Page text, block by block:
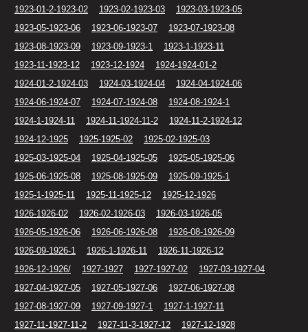
1923-01-2-1923-02
1923-02-1923-03
1923-03-1923-05
1923-05-1923-06
1923-06-1923-07
1923-07-1923-08
1923-08-1923-09
1923-09-1923-1
1923-1-1923-11
1923-11-1923-12
1923-12-1924
1924-1924-01-2
1924-01-2-1924-03
1924-03-1924-04
1924-04-1924-06
1924-06-1924-07
1924-07-1924-08
1924-08-1924-1
1924-1-1924-11
1924-11-1924-11-2
1924-11-2-1924-12
1924-12-1925
1925-1925-02
1925-02-1925-03
1925-03-1925-04
1925-04-1925-05
1925-05-1925-06
1925-06-1925-08
1925-08-1925-09
1925-09-1925-1
1925-1-1925-11
1925-11-1925-12
1925-12-1926
1926-1926-02
1926-02-1926-03
1926-03-1926-05
1926-05-1926-06
1926-06-1926-08
1926-08-1926-09
1926-09-1926-1
1926-1-1926-11
1926-11-1926-12
1926-12-1926/
1927-1927 1927-1927-02
1927-03-1927-04
1927-04-1927-05
1927-05-1927-06
1927-06-1927-08
1927-08-1927-09
1927-09-1927-1
1927-1-1927-11
1927-11-1927-11-2
1927-11-3-1927-12 1927-12-1928